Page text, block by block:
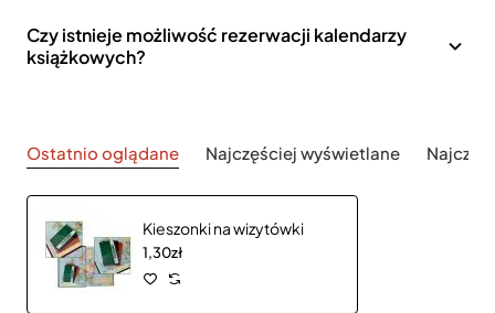
Czy istnieje możliwość rezerwacji kalendarzy
książkowych?
Ostatnio oglądane Najczęściej wyświetlane
Kieszonki na wizytówki
1,30zł